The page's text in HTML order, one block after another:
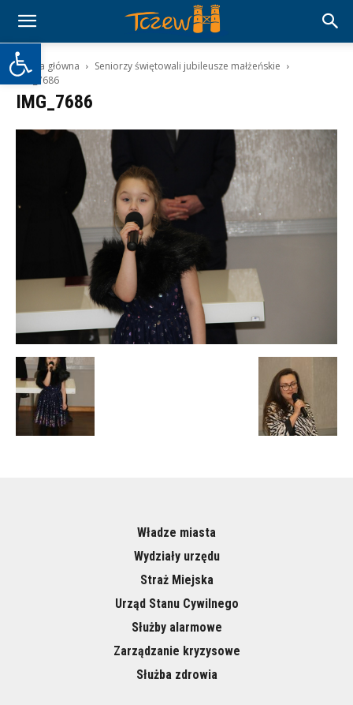
Otwórz pasek narzędzi
Strona główna
Seniorzy świętowali jubileusze małżeńskie
IMG_7686
IMG_7686
Władze miasta
Wydziały urzędu
Straż Miejska
Urząd Stanu Cywilnego
Służby alarmowe
Zarządzanie kryzysowe
Służba zdrowia